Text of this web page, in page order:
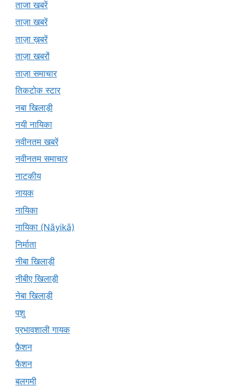
ताजा खबरें
ताज़ा खबरें
ताज़ा ख़बरें
ताज़ा खबरों
ताज़ा समाचार
तिकटोक स्टार
नबा खिलाड़ी
नयी नायिका
नवीनतम खबरें
नवीनतम समाचार
नाटकीय
नायक
नायिका
नायिका (Nāyikā)
निर्माता
नीबा खिलाड़ी
नीबीए खिलाड़ी
नेबा खिलाड़ी
पशु
प्रभावशाली गायक
फ़ैशन
फैशन
बलगमी